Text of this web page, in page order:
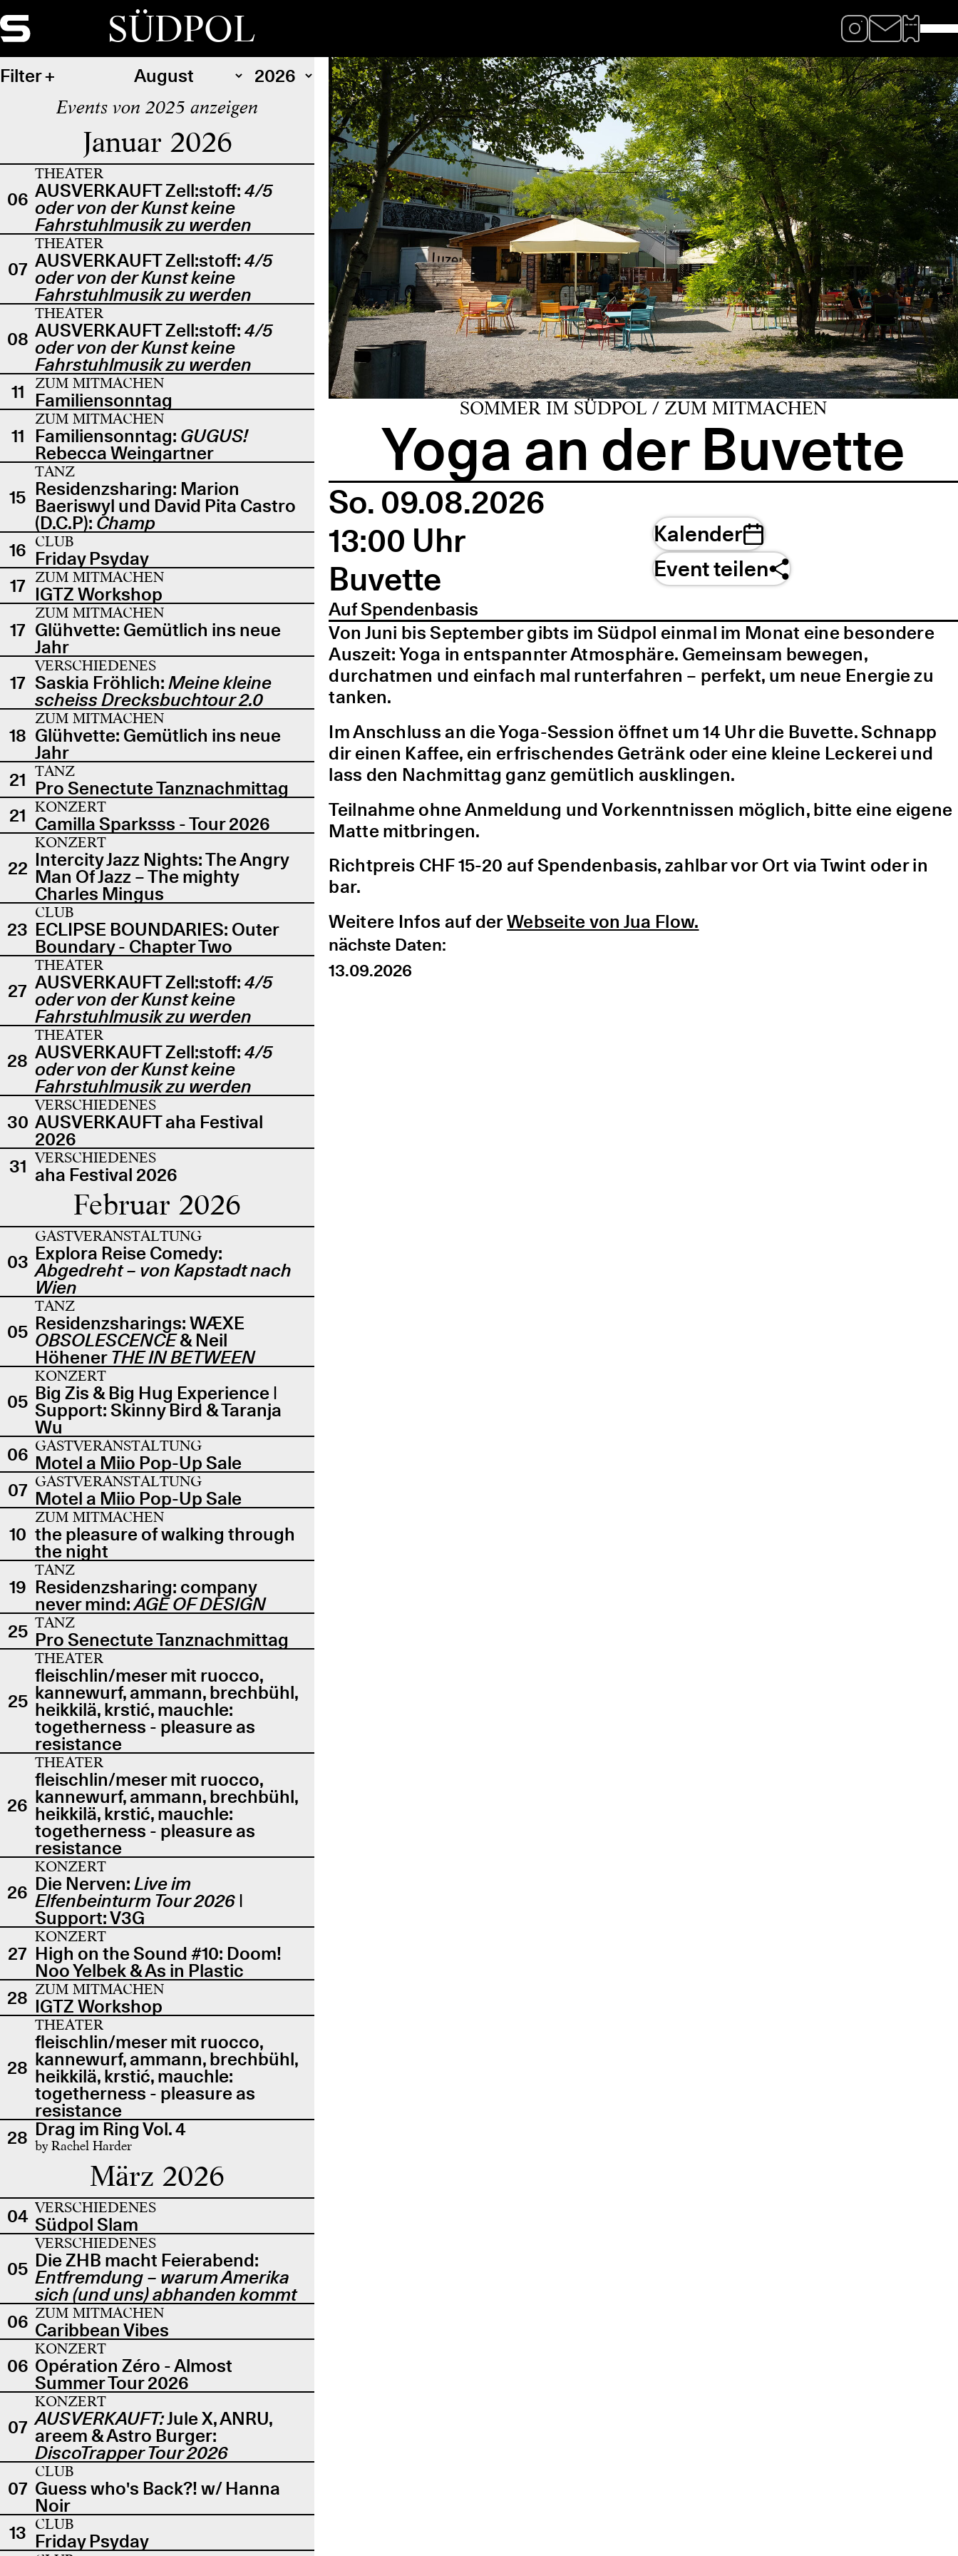
SÜDPOL
Filter
Events von 2025 anzeigen
Januar 2026
06
THEATER
AUSVERKAUFT Zell:stoff: 4/5
oder von der Kunst keine
Fahrstuhlmusik zu werden
07
THEATER
AUSVERKAUFT Zell:stoff: 4/5
oder von der Kunst keine
Fahrstuhlmusik zu werden
08
THEATER
AUSVERKAUFT Zell:stoff: 4/5
oder von der Kunst keine
Fahrstuhlmusik zu werden
11
ZUM MITMACHEN
Familiensonntag
11
ZUM MITMACHEN
Familiensonntag: GUGUS!
Rebecca Weingartner
15
TANZ
Residenzsharing: Marion
Baeriswyl und David Pita Castro
(D.C.P): Champ
16 CLUB
Friday Psyday
17 ZUM MITMACHEN
IGTZ Workshop
17
ZUM MITMACHEN
Glühvette: Gemütlich ins neue
Jahr
17
VERSCHIEDENES
Saskia Fröhlich: Meine kleine
scheiss Drecksbuchtour 2.0
18
ZUM MITMACHEN
Glühvette: Gemütlich ins neue
Jahr
21 TANZ
Pro Senectute Tanznachmittag
21 KONZERT
Camilla Sparksss - Tour 2026
22
KONZERT
Intercity Jazz Nights: The Angry
Man Of Jazz – The mighty
Charles Mingus
23
CLUB
ECLIPSE BOUNDARIES: Outer
Boundary - Chapter Two
27
THEATER
AUSVERKAUFT Zell:stoff: 4/5
oder von der Kunst keine
Fahrstuhlmusik zu werden
28
THEATER
AUSVERKAUFT Zell:stoff: 4/5
oder von der Kunst keine
Fahrstuhlmusik zu werden
30
VERSCHIEDENES
AUSVERKAUFT aha Festival
2026
31 VERSCHIEDENES
aha Festival 2026
Februar 2026
03
GASTVERANSTALTUNG
Explora Reise Comedy:
Abgedreht – von Kapstadt nach
Wien
05
TANZ
Residenzsharings: WÆXE
OBSOLESCENCE& Neil
Höhener THE IN BETWEEN
05
KONZERT
Big Zis & Big Hug Experience |
Support: Skinny Bird & Taranja
Wu
06 GASTVERANSTALTUNG
Motel a Miio Pop-Up Sale
07 GASTVERANSTALTUNG
Motel a Miio Pop-Up Sale
10
ZUM MITMACHEN
the pleasure of walking through
the night
19
TANZ
Residenzsharing: company
never mind:AGE OF DESIGN
25 TANZ
Pro Senectute Tanznachmittag
25
THEATER
fleischlin/meser mit ruocco,
kannewurf, ammann, brechbühl,
heikkilä, krstić, mauchle:
togetherness - pleasure as
resistance
26
THEATER
fleischlin/meser mit ruocco,
kannewurf, ammann, brechbühl,
heikkilä, krstić, mauchle:
togetherness - pleasure as
resistance
26
KONZERT
Die Nerven:Live im
Elfenbeinturm Tour 2026 |
Support: V3G
27
KONZERT
High on the Sound #10: Doom!
Noo Yelbek & As in Plastic
28 ZUM MITMACHEN
IGTZ Workshop
28
THEATER
fleischlin/meser mit ruocco,
kannewurf, ammann, brechbühl,
heikkilä, krstić, mauchle:
togetherness - pleasure as
resistance
28 Drag im Ring Vol. 4
by Rachel Harder
März 2026
04 VERSCHIEDENES
Südpol Slam
05
VERSCHIEDENES
Die ZHB macht Feierabend:
Entfremdung – warum Amerika
sich (und uns) abhanden kommt
06 ZUM MITMACHEN
Caribbean Vibes
06
KONZERT
Opération Zéro - Almost
Summer Tour 2026
07
KONZERT
AUSVERKAUFT:Jule X, ANRU,
areem & Astro Burger:
DiscoTrapper Tour 2026
07
CLUB
Guess who's Back?! w/ Hanna
Noir
13 CLUB
Friday Psyday
SOMMER IM SÜDPOL / ZUM MITMACHEN
Yoga an der Buvette
So. 09.08.2026
13:00 Uhr
Buvette
Auf Spendenbasis
Kalender
Event teilen
Von Juni bis September gibts im Südpol einmal im Monat eine besondere
Auszeit: Yoga in entspannter Atmosphäre. Gemeinsam bewegen,
durchatmen und einfach mal runterfahren – perfekt, um neue Energie zu
tanken.
Im Anschluss an die Yoga-Session öffnet um 14 Uhr die Buvette. Schnapp
dir einen Kaffee, ein erfrischendes Getränk oder eine kleine Leckerei und
lass den Nachmittag ganz gemütlich ausklingen.
Teilnahme ohne Anmeldung und Vorkenntnissen möglich, bitte eine eigene
Matte mitbringen.
Richtpreis CHF 15-20 auf Spendenbasis, zahlbar vor Ort via Twint oder in
bar.
Weitere Infos auf derWebseite von Jua Flow.
nächste Daten:
13.09.2026